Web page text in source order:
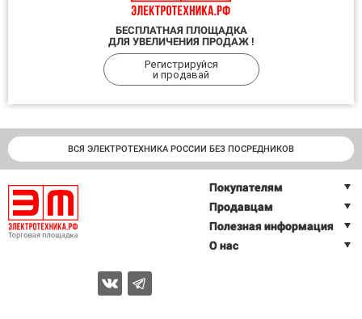
БЕСПЛАТНАЯ ПЛОЩАДКА
ДЛЯ УВЕЛИЧЕНИЯ ПРОДАЖ !
Регистрируйся
и продавай
ВСЯ ЭЛЕКТРОТЕХНИКА РОССИИ БЕЗ ПОСРЕДНИКОВ
Покупателям
Продавцам
Полезная информация
О нас